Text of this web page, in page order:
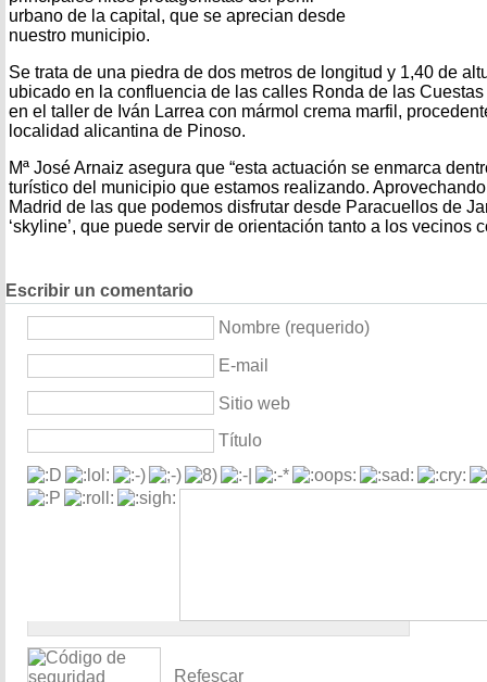
urbano de la capital, que se aprecian desde
nuestro municipio.
Se trata de una piedra de dos metros de longitud y 1,40 de
ubicado en la confluencia de las calles Ronda de las
en el taller de Iván Larrea con mármol crema marfil,
localidad alicantina de Pinoso.
Mª José Arnaiz asegura que “esta actuación se enmarca
turístico del municipio que estamos realizando.
Madrid de las que podemos disfrutar desde Paracuellos de
‘skyline’, que puede servir de orientación tanto a los vecinos
Escribir un comentario
Nombre (requerido)
E-mail
Sitio web
Título
Refescar